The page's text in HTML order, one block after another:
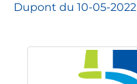
Dupont du 10-05-2022